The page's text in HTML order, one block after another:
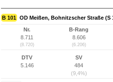
B 101 OD Meißen, Bohnitzscher Straße (S
Nr.
8.711
(8.720)
B-Rang
8.606
(6.206)
DTV
5.146
SV
484
(9,4%)